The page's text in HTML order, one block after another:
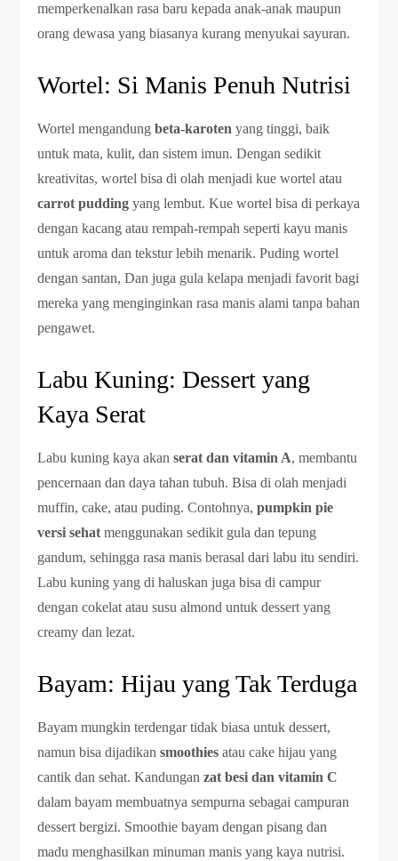
memperkenalkan rasa baru kepada anak-anak maupun
orang dewasa yang biasanya kurang menyukai sayuran.
Wortel: Si Manis Penuh Nutrisi
Wortel mengandungbeta-karoten yang tinggi, baik
untuk mata, kulit, dan sistem imun. Dengan sedikit
kreativitas, wortel bisa di olah menjadi kue wortel atau
carrot pudding yang lembut. Kue wortel bisa di perkaya
dengan kacang atau rempah-rempah seperti kayu manis
untuk aroma dan tekstur lebih menarik. Puding wortel
dengan santan, Dan juga gula kelapa menjadi favorit bagi
mereka yang menginginkan rasa manis alami tanpa bahan
pengawet.
Labu Kuning: Dessert yang
Kaya Serat
Labu kuning kaya akanserat dan vitamin A, membantu
pencernaan dan daya tahan tubuh. Bisa di olah menjadi
muffin, cake, atau puding. Contohnya,pumpkin pie
versi sehat menggunakan sedikit gula dan tepung
gandum, sehingga rasa manis berasal dari labu itu sendiri.
Labu kuning yang di haluskan juga bisa di campur
dengan cokelat atau susu almond untuk dessert yang
creamy dan lezat.
Bayam: Hijau yang Tak Terduga
Bayam mungkin terdengar tidak biasa untuk dessert,
namun bisa dijadikansmoothies atau cake hijau yang
cantik dan sehat. Kandunganzat besi dan vitamin C
dalam bayam membuatnya sempurna sebagai campuran
dessert bergizi. Smoothie bayam dengan pisang dan
madu menghasilkan minuman manis yang kaya nutrisi.